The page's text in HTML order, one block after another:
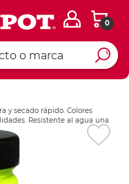
0
y secado rápido. Colores
Resistente al agua una
Ingresar Codigo